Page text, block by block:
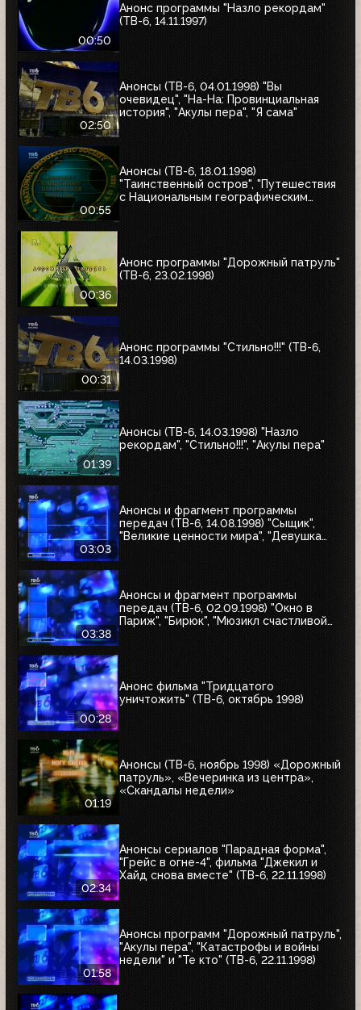
00:50
Анонс программы "Назло рекордам"
(ТВ-6, 14.11.1997)
02:50
Анонсы (ТВ-6, 04.01.1998) "Вы
очевидец", "На-На: Провинциальная
история", "Акулы пера", "Я сама"
00:55
Анонсы (ТВ-6, 18.01.1998)
"Таинственный остров", "Путешествия
с Национальным географическим
00:36
Анонс программы "Дорожный патруль"
(ТВ-6, 23.02.1998)
00:31
Анонс программы "Стильно!!!" (ТВ-6,
14.03.1998)
01:39
Анонсы (ТВ-6, 14.03.1998) "Назло
рекордам", "Стильно!!!", "Акулы пера"
03:03
Анонсы и фрагмент программы
передач (ТВ-6, 14.08.1998) "Сыщик",
"Великие ценности мира", "Девушка
03:38
Анонсы и фрагмент программы
передач (ТВ-6, 02.09.1998) "Окно в
Париж", "Бирюк", "Мюзикл счастливой
00:28
Анонс фильма "Тридцатого
уничтожить" (ТВ-6, октябрь 1998)
01:19
Анонсы (ТВ-6, ноябрь 1998) «Дорожный
патруль», «Вечеринка из центра»,
«Скандалы недели»
02:34
Анонсы сериалов "Парадная форма",
"Грейс в огне-4", фильма "Джекил и
Хайд снова вместе" (ТВ-6, 22.11.1998)
01:58
Анонсы программ "Дорожный патруль",
"Акулы пера", "Катастрофы и войны
недели" и "Те кто" (ТВ-6, 22.11.1998)